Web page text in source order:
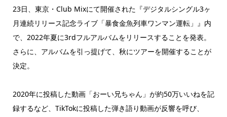
23日、東京・Club Mixにて開催された『デジタルシングル3ヶ
月連続リリース記念ライブ「暴食金魚列車ワンマン運転」』内
で、2022年夏に3rdフルアルバムをリリースすることを発表。
さらに、アルバムを引っ提げて、秋にツアーを開催することが
決定。
2020年に投稿した動画「おーい兄ちゃん」が約50万いいねを記
録するなど、TikTokに投稿した弾き語り動画が反響を呼び、